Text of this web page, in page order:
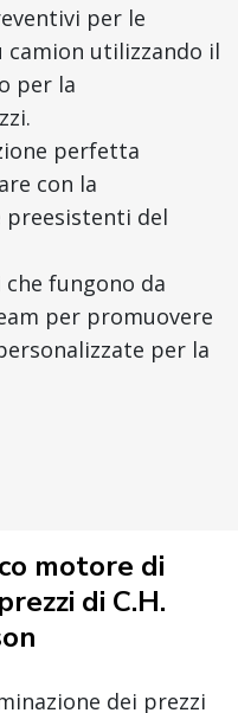
per le
camion utilizzando il
per la
perfetta
con la
preesistenti del
fungono da
per promuovere
per la
motore di
di C.H.
dei prezzi